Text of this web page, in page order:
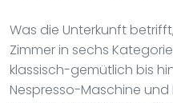
Was die Unterkunft
Zimmer in sechs
klassisch-gemütlich bis
Nespresso-Maschine